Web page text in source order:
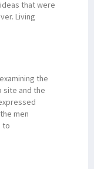
that were
Living
the
site and the
men
to